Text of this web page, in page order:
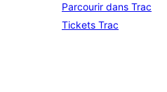
Parcourir dans Trac
Tickets Trac